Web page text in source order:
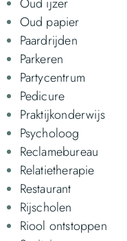
Oud papier
Paardrijden
Parkeren
Partycentrum
Pedicure
Praktijkonderwijs
Psycholoog
Reclamebureau
Relatietherapie
Restaurant
Rijscholen
Riool ontstoppen